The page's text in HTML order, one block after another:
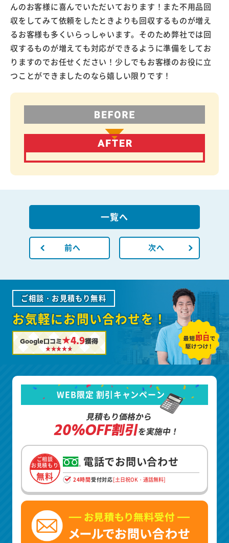
んのお客様に喜んでいただいております！また不用品回
収をしてみて依頼をしたときよりも回収するものが増え
るお客様も多くいらっしゃいます。そのため弊社では回
収するものが増えても対応ができるように準備をしてお
りますのでお任せください！少しでもお客様のお役に立
つことができましたのなら嬉しい限りです！
前へ
一覧へ
次へ
ご相談・お見積もり無料
お気軽にお問い合わせを！
Google口コミ★4.9獲得
WEB限定 割引キャンペーン
見積もり価格から
20%OFF割引を実施中！
ご相談
お見積もり
無料
電話でお問い合わせ
24時間受付対応[土日祝OK・通話無料]